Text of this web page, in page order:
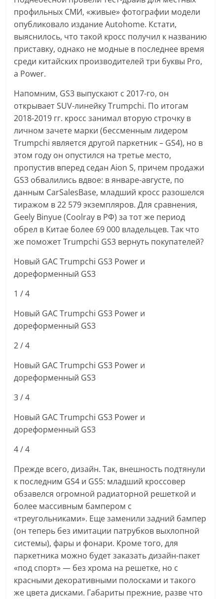
профильных СМИ, «живые» фотографии модели
опубликовало издание Autohome. Кстати,
выяснилось, что такой кросс получил к названию
приставку, однако не модные в последнее время
среди китайских производителей три буквы Pro,
а Power.
Напомним, GS3 выпускают с 2017-го, он
открывает SUV-линейку Trumpchi. По итогам
2018-2019 гг. кросс занимал вторую строчку в
личном зачете марки (бессменным лидером
Trumpchi является другой паркетник – GS4), но в
этом году он опустился на третье место,
пропустив вперед седан Aion S, причем продажи
GS3 обвалились вдвое: в январе-августе, по
данным CarSalesBase, младший кросс разошелся
тиражом в 22 579 экземпляров. Для сравнения,
Geely Binyue (Coolray в РФ) за тот же период
обрел в Китае более 69 000 владельцев. Так что
же поможет Trumpchi GS3 вернуть покупателей?
Новый GAC Trumpchi GS3 Power и
дореформенный GS3
1 / 4
Новый GAC Trumpchi GS3 Power и
дореформенный GS3
2/ 4
Новый GAC Trumpchi GS3 Power и
дореформенный GS3
3/ 4
Новый GAC Trumpchi GS3 Power и
дореформенный GS3
4/ 4
Прежде всего, дизайн. Так, внешность подтянули
к последним GS4 и GS5: младший кроссовер
обзавелся огромной радиаторной решеткой и
более массивным бампером с
«треугольниками». Еще заменили задний бампер
(он теперь без имитации патрубков выхлопной
системы), фары и фонари. Кроме того, для
паркетника можно будет заказать дизайн-пакет
«под спорт» — без хрома на решетке, но с
красными декоративными полосками и такого
же цвета дисками. Габариты прежние, разве что